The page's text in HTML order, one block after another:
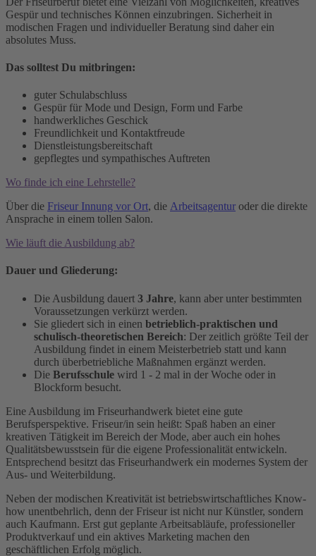
Gespür und technisches Können einzubringen. Sicherheit in
modischen Fragen und individueller Beratung sind daher ein
absolutes Muss.
Das solltest Du mitbringen:
guter Schulabschluss
Gespür für Mode und Design, Form und Farbe
handwerkliches Geschick
Freundlichkeit und Kontaktfreude
Dienstleistungsbereitschaft
gepflegtes und sympathisches Auftreten
Wo finde ich eine Lehrstelle?
Über die Friseur Innung vor Ort, die Arbeitsagentur oder die direkte
Ansprache in einem tollen Salon.
Wie läuft die Ausbildung ab?
Dauer und Gliederung:
Die Ausbildung dauert 3 Jahre, kann aber unter bestimmten
Voraussetzungen verkürzt werden.
Sie gliedert sich in einen betrieblich-praktischen und
schulisch-theoretischen Bereich: Der zeitlich größte Teil der
Ausbildung findet in einem Meisterbetrieb statt und kann
durch überbetriebliche Maßnahmen ergänzt werden.
Die Berufsschule wird 1 - 2 mal in der Woche oder in
Blockform besucht.
Eine Ausbildung im Friseurhandwerk bietet eine gute
Berufsperspektive. Friseur/in sein heißt: Spaß haben an einer
kreativen Tätigkeit im Bereich der Mode, aber auch ein hohes
Qualitätsbewusstsein für die eigene Professionalität entwickeln.
Entsprechend besitzt das Friseurhandwerk ein modernes System der
Aus- und Weiterbildung.
Neben der modischen Kreativität ist betriebswirtschaftliches Know-
how unentbehrlich, denn der Friseur ist nicht nur Künstler, sondern
auch Kaufmann. Erst gut geplante Arbeitsabläufe, professioneller
Produktverkauf und ein aktives Marketing machen den
geschäftlichen Erfolg möglich.